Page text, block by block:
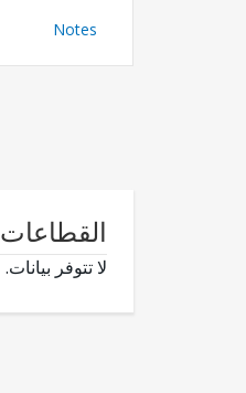
Notes
القطاعات
لا تتوفر بيانات.